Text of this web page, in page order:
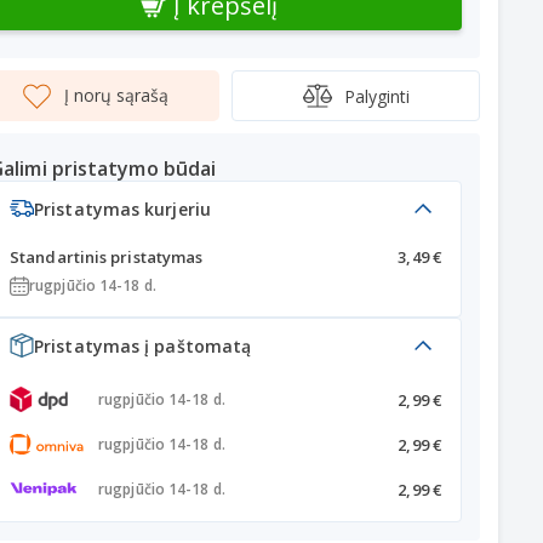
Į norų sąrašą Palyginti
pristatymo būdai
Pristatymas kurjeriu
Standartinis pristatymas 3,49 €
rugpjūčio 14-18 d.
Pristatymas į paštomatą
rugpjūčio 14-18 d. 2,99 €
rugpjūčio 14-18 d. 2,99 €
rugpjūčio 14-18 d. 2,99 €